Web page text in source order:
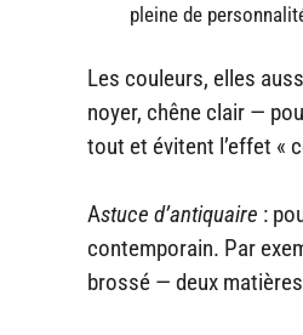
pleine de
Les couleurs, elles
noyer, chêne clair —
tout et évitent l’effet «
Astuce d’antiquaire :
contemporain. Par
brossé — deux